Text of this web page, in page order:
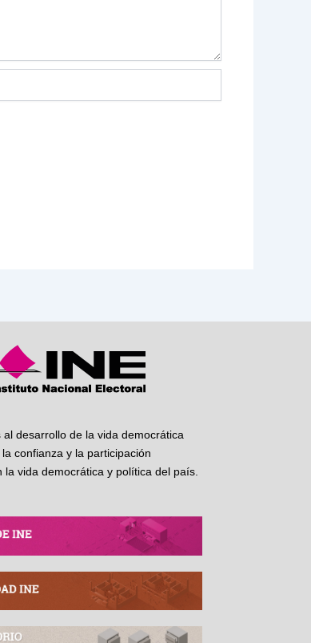
al desarrollo de la vida democrática
confianza y la participación
la vida democrática y política del país.